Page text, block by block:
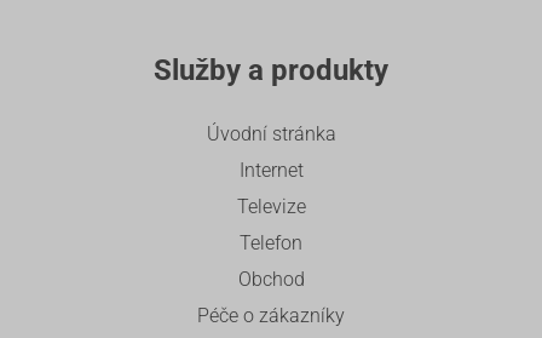
Služby a produkty
Úvodní stránka
Internet
Televize
Telefon
Obchod
Péče o zákazníky